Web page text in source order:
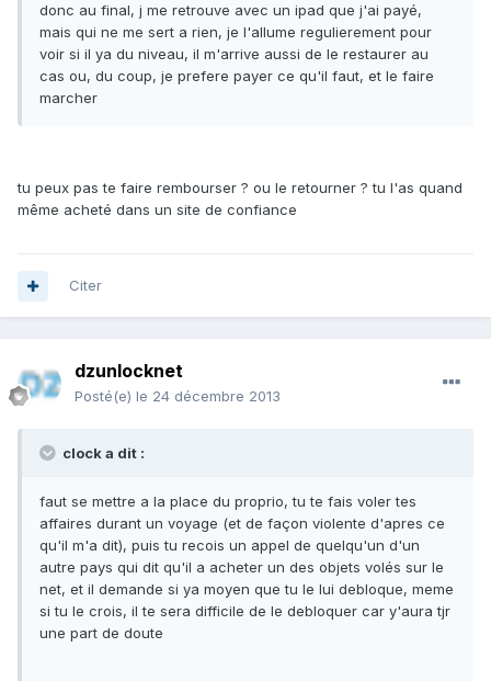
donc au final, j me retrouve avec un ipad que j'ai payé,
mais qui ne me sert a rien, je l'allume regulierement pour
voir si il ya du niveau, il m'arrive aussi de le restaurer au
cas ou, du coup, je prefere payer ce qu'il faut, et le faire
marcher
tu peux pas te faire rembourser ? ou le retourner ? tu l'as quand
même acheté dans un site de confiance
Citer
dzunlocknet
Posté(e) le 24 décembre 2013
clock a dit :
faut se mettre a la place du proprio, tu te fais voler tes
affaires durant un voyage (et de façon violente d'apres ce
qu'il m'a dit), puis tu recois un appel de quelqu'un d'un
autre pays qui dit qu'il a acheter un des objets volés sur le
net, et il demande si ya moyen que tu le lui debloque, meme
si tu le crois, il te sera difficile de le debloquer car y'aura tjr
une part de doute